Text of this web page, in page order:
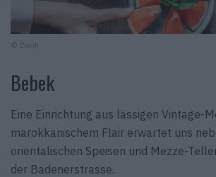
© Bank
Bebek
Eine Einrichtung aus lässigen Vintage-
marokkanischem Flair erwartet uns
orientalischen Speisen und Mezze-
der Badenerstrasse.